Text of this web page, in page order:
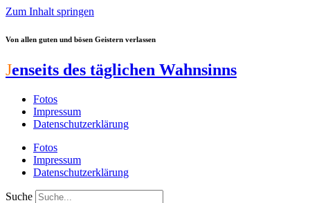
Zum Inhalt springen
Von allen guten und bösen Geistern verlassen
Jenseits des täglichen Wahnsinns
Fotos
Impressum
Datenschutzerklärung
Fotos
Impressum
Datenschutzerklärung
Suche